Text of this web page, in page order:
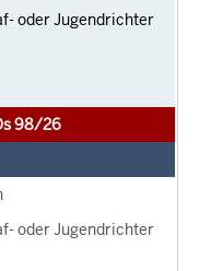
oder Jugendrichter
98/26
oder Jugendrichter